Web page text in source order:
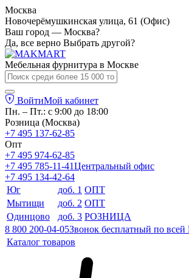
Москва
Новочерёмушкинская улица, 61 (Офис)
Ваш город — Москва?
Да, все верно Выбрать другой?
Мебельная фурнитура в Москве
ВойтиМой кабинет
Пн. – Пт.: с 9:00 до 18:00
Розница (Москва)
+7 495 137-62-85
Опт
+7 495 974-62-85
+7 495 785-11-41Центральный офис
+7 495 134-42-64
Юг
доб. 1 ОПТ
Мытищи
доб. 2 ОПТ
Одинцово
доб. 3 РОЗНИЦА
8 800 200-04-05Звонок бесплатный по всей
Каталог товаров